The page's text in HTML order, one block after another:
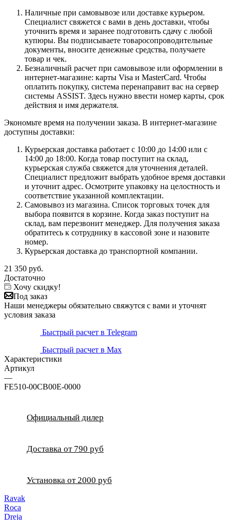
Наличные при самовывозе или доставке курьером.
Специалист свяжется с вами в день доставки, чтобы
уточнить время и заранее подготовить сдачу с любой
купюры. Вы подписываете товаросопроводительные
документы, вносите денежные средства, получаете
товар и чек.
Безналичный расчет при самовывозе или оформлении в
интернет-магазине: карты Visa и MasterCard. Чтобы
оплатить покупку, система перенаправит вас на сервер
системы ASSIST. Здесь нужно ввести номер карты, срок
действия и имя держателя.
Экономьте время на получении заказа. В интернет-магазине
доступны доставки:
Курьерская доставка работает с 10:00 до 14:00 или с
14:00 до 18:00. Когда товар поступит на склад,
курьерская служба свяжется для уточнения деталей.
Специалист предложит выбрать удобное время доставки
и уточнит адрес. Осмотрите упаковку на целостность и
соответствие указанной комплектации.
Самовывоз из магазина. Список торговых точек для
выбора появится в корзине. Когда заказ поступит на
склад, вам перезвонит менеджер. Для получения заказа
обратитесь к сотруднику в кассовой зоне и назовите
номер.
Курьерская доставка до транспортной компании.
21 350 руб.
Достаточно
Хочу скидку!
Под заказ
Наши менеджеры обязательно свяжутся с вами и уточнят
условия заказа
Быстрый расчет в Telegram
Быстрый расчет в Max
Характеристики
Артикул
—
FE510-00CB00E-0000
Официальный дилер
Доставка от 790 руб
Установка от 2000 руб
Ravak
Roca
Dreja